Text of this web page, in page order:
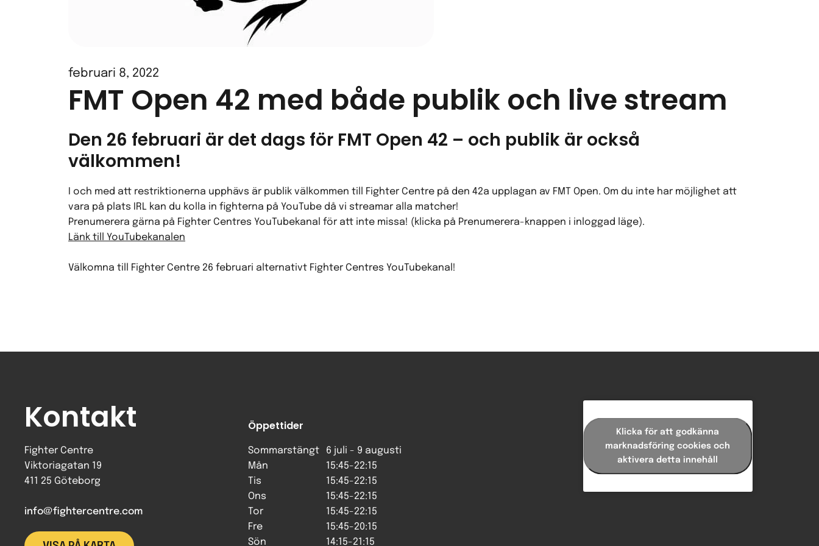
februari 8, 2022
FMT Open 42 med både publik och live stream
Den 26 februari är det dags för FMT Open 42 – och publik är också
välkommen!
I och med att restriktionerna upphävs är publik välkommen till Fighter Centre på den 42a upplagan av FMT Open. Om du inte har möjlighet att
vara på plats IRL kan du kolla in fighterna på YouTube då vi streamar alla matcher!
Prenumerera gärna på Fighter Centres YouTubekanal för att inte missa! (klicka på Prenumerera-knappen i inloggad läge).
Länk till YouTubekanalen
Välkomna till Fighter Centre 26 februari alternativt Fighter Centres YouTubekanal!
Kontakt
Fighter Centre
Viktoriagatan 19
411 25 Göteborg
info@fightercentre.com
Öppettider
Sommarstängt
6 juli - 9 augusti
Mån
15:45-22:15
Tis
15:45-22:15
Ons
15:45-22:15
Tor
15:45-22:15
Fre
15:45-20:15
Sön
14:15-21:15
Klicka för att godkänna
marknadsföring cookies och
aktivera detta innehåll